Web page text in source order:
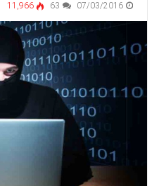
07/03/2016
63
11,966